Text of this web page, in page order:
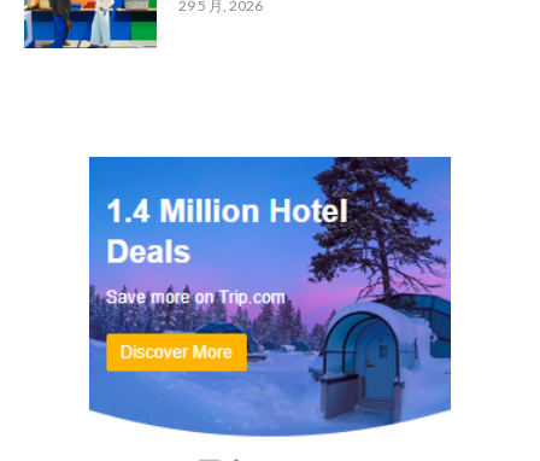
29 5 月, 2026